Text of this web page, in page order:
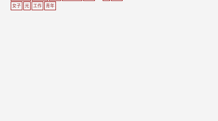
女子
光 工作 青年